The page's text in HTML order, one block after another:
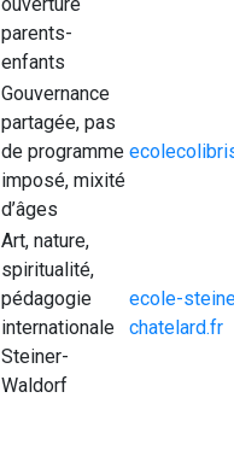
parents-
enfants
Gouvernance
partagée, pas
de programme
imposé, mixité
d’âges
Art, nature,
spiritualité,
pédagogie
internationale
Steiner-
Waldorf
ecole-
chatelard.fr